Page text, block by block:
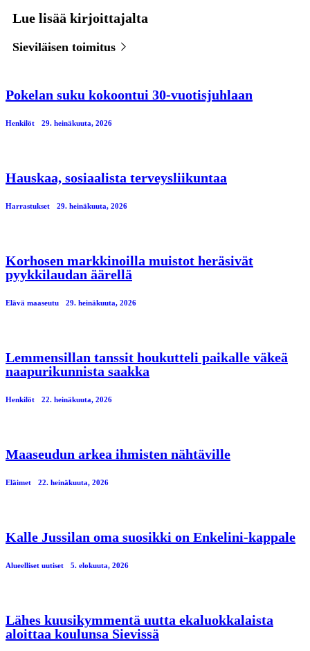
Lue lisää kirjoittajalta
Sieviläisen toimitus
Pokelan suku kokoontui 30-vuotisjuhlaan
Henkilöt 29. heinäkuuta, 2026
Hauskaa, sosiaalista terveysliikuntaa
Harrastukset 29. heinäkuuta, 2026
Korhosen markkinoilla muistot heräsivät
pyykkilaudan äärellä
Elävä maaseutu 29. heinäkuuta, 2026
Lemmensillan tanssit houkutteli paikalle väkeä
naapurikunnista saakka
Henkilöt 22. heinäkuuta, 2026
Maaseudun arkea ihmisten nähtäville
Eläimet 22. heinäkuuta, 2026
Kalle Jussilan oma suosikki on Enkelini-kappale
Alueelliset uutiset 5. elokuuta, 2026
Lähes kuusikymmentä uutta ekaluokkalaista
aloittaa koulunsa Sievissä